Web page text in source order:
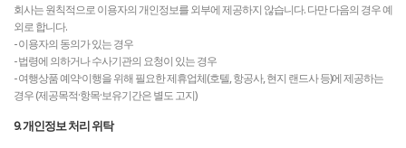
회사는 원칙적으로 이용자의 개인정보를 외부에 제공하지 않습니다. 다만 다음의 경우 예
외로 합니다.
- 이용자의 동의가 있는 경우
- 법령에 의하거나 수사기관의 요청이 있는 경우
- 여행상품 예약·이행을 위해 필요한 제휴업체(호텔, 항공사, 현지 랜드사 등)에 제공하는
경우 (제공목적·항목·보유기간은 별도 고지)
9. 개인정보 처리 위탁